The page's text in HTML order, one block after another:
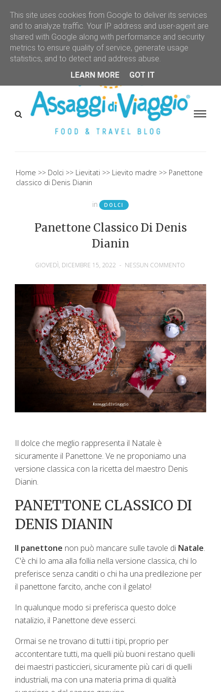
Home Dolci Lievitati Lievito madre
Panettone
classico di Denis Dianin
in DOLCI
Panettone Classico Di Denis
Dianin
GIOVEDÌ, DICEMBRE 15, 2022 - NESSUN COMMENTO
Il dolce che meglio rappresenta il Natale è
sicuramente il Panettone. Ve ne proponiamo una
versione classica con la ricetta del maestro Denis
Dianin.
PANETTONE CLASSICO DI
DENIS DIANIN
Il panettone non può mancare sulle tavole di Natale.
C'è chi lo ama alla follia nella versione classica, chi lo
preferisce senza canditi o chi ha una predilezione per
il panettone farcito, anche con il gelato!
In qualunque modo si preferisca questo dolce
natalizio, il Panettone deve esserci.
Ormai se ne trovano di tutti i tipi, proprio per
accontentare tutti, ma quelli più buoni restano quelli
dei maestri pasticcieri, sicuramente più cari di quelli
industriali, ma con una materia prima di qualità
This site uses cookies from Google to deliver its services
and to analyze traffic. Your IP address and user-agent are
shared with Google along with performance and security
metrics to ensure quality of service, generate usage
statistics, and to detect and address abuse.
LEARN MORE
GOT IT